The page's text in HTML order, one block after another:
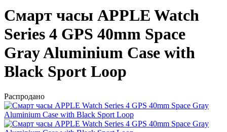
Смарт часы APPLE Watch
Series 4 GPS 40mm Space
Gray Aluminium Case with
Black Sport Loop
Распродано